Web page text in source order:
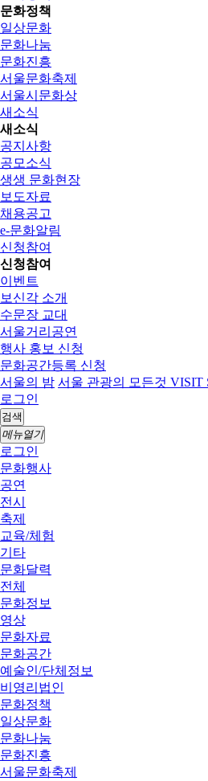
문화정책
일상문화
문화나눔
문화진흥
서울문화축제
서울시문화상
새소식
새소식
공지사항
공모소식
생생 문화현장
보도자료
채용공고
e-문화알림
신청참여
신청참여
이벤트
보신각 소개
수문장 교대
서울거리공연
행사 홍보 신청
문화공간등록 신청
서울의 밤 서울 관광의 모든것 VISIT
로그인
검색
메뉴열기
로그인
문화행사
공연
전시
축제
교육/체험
기타
문화달력
전체
문화정보
영상
문화자료
문화공간
예술인/단체정보
비영리법인
문화정책
일상문화
문화나눔
문화진흥
서울문화축제